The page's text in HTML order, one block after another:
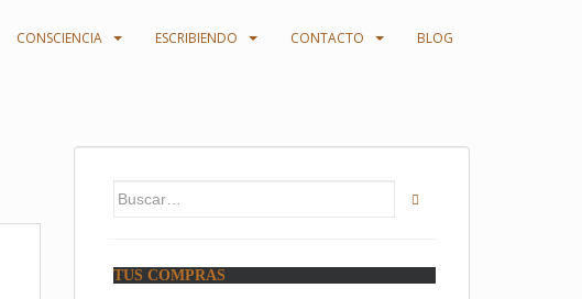
CONSCIENCIA ESCRIBIENDO CONTACTO BLOG
Buscar:
TUS COMPRAS